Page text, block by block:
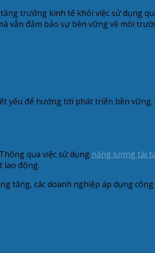
trưởng kinh tế khỏi việc sử dụng
vẫn đảm bảo sự bền vững về môi
yếu để hướng tới phát triển bền vững.
qua việc sử dụng năng lượng tái
lao động.
tăng, các doanh nghiệp áp dụng